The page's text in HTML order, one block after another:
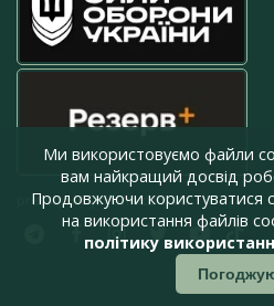
press@armyinform.com.ua
Ми використовуємо файли
вам найкращий досвід
Продовжуючи користуватися
на використання файлів
політику